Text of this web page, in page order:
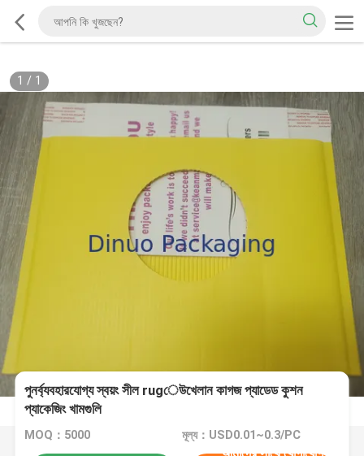
1 / 1
পুনর্ব্যবহারযোগ্য স্বয়ং সীল rugেউখেলান কাগজ প্যাডেড কুশন
প্যাকেজিং খামগুলি
MOQ：5000 মূল্য：USD0.01~0.3/PC